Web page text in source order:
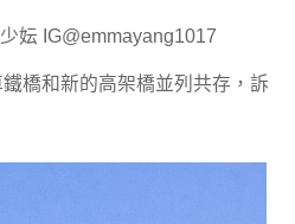
妘 IG@emmayang1017
橋和新的高架橋並列共存，訴